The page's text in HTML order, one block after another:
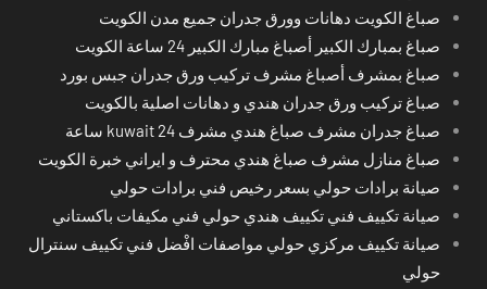
صباغ الكويت دهانات وورق جدران جميع مدن الكويت
صباغ بمبارك الكبير أصباغ مبارك الكبير 24 ساعة الكويت
صباغ بمشرف أصباغ مشرف تركيب ورق جدران جبس بورد
صباغ تركيب ورق جدران هندي و دهانات اصلية بالكويت
صباغ جدران مشرف صباغ هندي مشرف kuwait 24 ساعة
صباغ منازل مشرف صباغ هندي محترف و ايراني خبرة الكويت
صيانة برادات حولي بسعر رخيص فني برادات حولي
صيانة تكييف فني تكييف هندي حولي فني مكيفات باكستاني
صيانة تكييف مركزي حولي مواصفات افْضل فني تكييف سنترال
حولي